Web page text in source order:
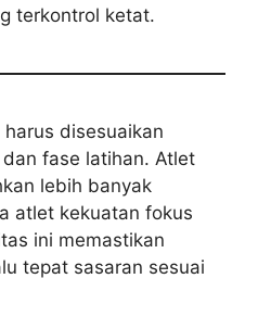
terkontrol ketat.
harus disesuaikan
fase latihan. Atlet
lebih banyak
atlet kekuatan fokus
ini memastikan
tepat sasaran sesuai